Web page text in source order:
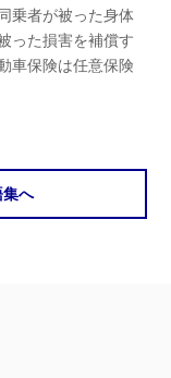
乗者が被った身体
った損害を補償す
車保険は任意保険
集へ